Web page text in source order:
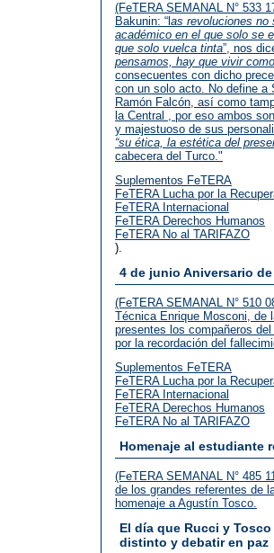
(FeTERA SEMANAL N° 533
Bakunin: “l as revoluciones no
académico en el que solo se
que solo vuelca tinta”, nos
pensamos, hay que vivir
consecuentes con dicho
con un solo acto. No define
Ramón Falcón, así como
la Central , por eso ambos
y majestuoso de sus
“su ética, la estética del
cabecera del Turco."
Suplementos FeTERA
FeTERA Lucha por la
FeTERA Internacional
FeTERA Derechos Humanos
FeTERA No al TARIFAZO
).
4 de junio Aniversario
(FeTERA SEMANAL N° 510
Técnica Enrique Mosconi, de
presentes los compañeros
por la recordación del
Suplementos FeTERA
FeTERA Lucha por la
FeTERA Internacional
FeTERA Derechos Humanos
FeTERA No al TARIFAZO
Homenaje al estudiante
(FeTERA SEMANAL N° 485
de los grandes referentes de
homenaje a Agustín Tosco.
El día que Rucci y
distinto y debatir en paz